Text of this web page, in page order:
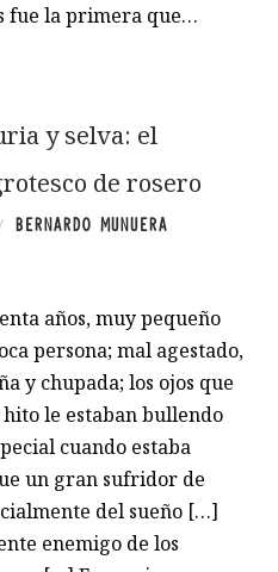
fue la primera que…
y selva: el
de rosero
BERNARDO MUNUERA
años, muy pequeño
persona; mal agestado,
y chupada; los ojos que
le estaban bullendo
cuando estaba
un gran sufridor de
del sueño […]
enemigo de los